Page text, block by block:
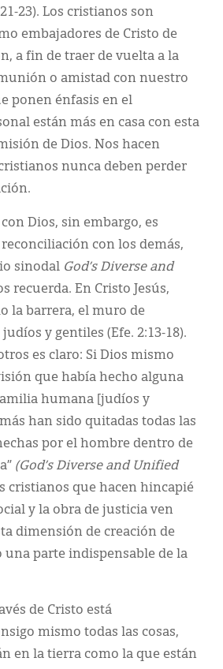
23). Los cristianos son
embajadores de Cristo de
a fin de traer de vuelta a la
o amistad con nuestro
ponen énfasis en el
están más en casa con esta
de Dios. Nos hacen
nunca deben perder
Dios, sin embargo, es
con los demás,
sinodal God’s Diverse and
recuerda. En Cristo Jesús,
la barrera, el muro de
y gentiles (Efe. 2:13-18).
es claro: Si Dios mismo
que había hecho alguna
humana [judíos y
han sido quitadas todas las
por el hombre dentro de
(God’s Diverse and Unified
cristianos que hacen hincapié
y la obra de justicia ven
dimensión de creación de
parte indispensable de la
de Cristo está
mismo todas las cosas,
en la tierra como la que están